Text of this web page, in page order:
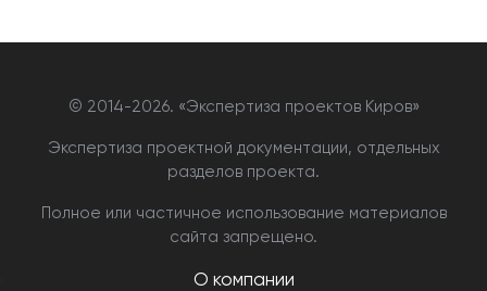
© 2014-2026. «Экспертиза проектов Киров»
Экспертиза проектной документации, отдельных
разделов проекта.
Полное или частичное использование материалов
сайта запрещено.
О компании